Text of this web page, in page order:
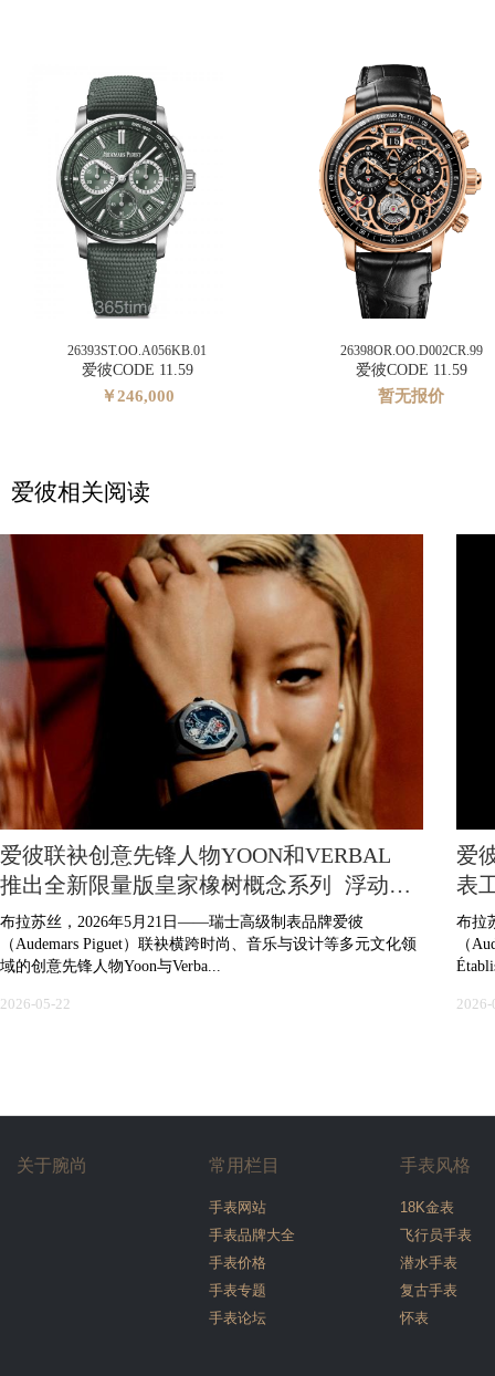
26393ST.OO.A056KB.01
爱彼CODE 11.59
￥246,000
26398OR.OO.D002CR.99
爱彼CODE 11.59
暂无报价
爱彼相关阅读
爱彼联袂创意先锋人物YOON和VERBAL
推出全新限量版皇家橡树概念系列 浮动式
陀飞轮腕表
布拉苏丝，2026年5月21日——瑞士高级制表品牌爱彼
（Audemars Piguet）联袂横跨时尚、音乐与设计等多元文化领
域的创意先锋人物Yoon与Verba...
2026-05-22
爱
表
布拉
（
关于腕尚 常用栏目
手表网站
手表品牌大全
手表价格
手表专题
手表论坛
手表风格
18K金表
飞行员手表
潜水手表
复古手表
怀表